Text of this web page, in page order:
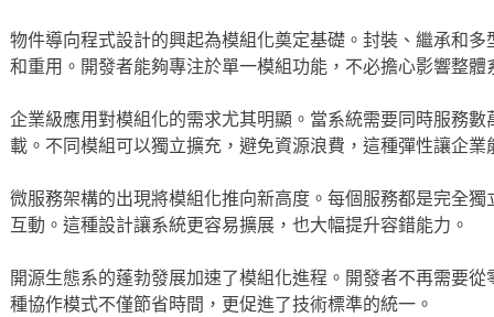
物件導向程式設計的興起為模組化奠定基礎。封裝、繼承和
和重用。開發者能夠專注於單一模組功能，不必擔心影響整體
企業級應用對模組化的需求尤其明顯。當系統需要同時服務
載。不同模組可以獨立擴充，避免資源浪費，這種彈性讓企
微服務架構的出現將模組化推向新高度。每個服務都是完全
互動。這種設計讓系統更容易擴展，也大幅提升容錯能力。
開源生態系的蓬勃發展加速了模組化進程。開發者不再需要
種協作模式不僅節省時間，更促進了技術標準的統一。